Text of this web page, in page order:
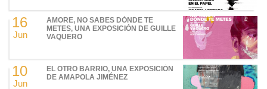
16
Jun
AMORE, NO SABES DÓNDE TE
METES, UNA EXPOSICIÓN DE GUILLE
VAQUERO
10
Jun
EL OTRO BARRIO, UNA EXPOSICIÓN
DE AMAPOLA JIMÉNEZ